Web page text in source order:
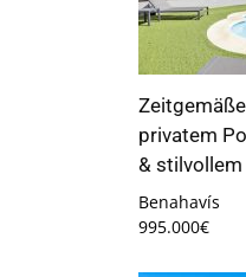
privatem
&
Benahavís
995.000€